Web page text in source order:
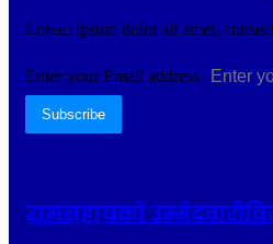
Lorem ipsum dolor sit amet,
Enter your Email address
रामसहायको